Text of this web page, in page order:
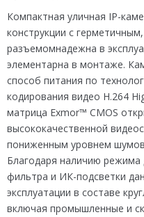
Компактная уличная IP-
конструкции с
разъемомнадежна в
элементарна в монтаже.
способ питания по
кодирования видео Н.264
матрица Exmor™ CMOS
высококачественной
пониженным уровнем
Благодаря наличию
фильтра и ИК-подсветки
эксплуатации в составе
включая промышленные и